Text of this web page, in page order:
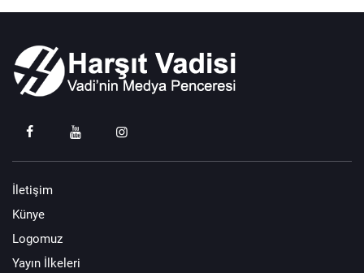
İletişim
Künye
Logomuz
Yayın İlkeleri